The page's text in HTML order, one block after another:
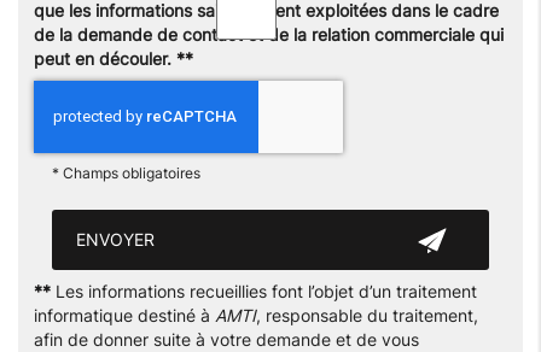
que les informations saisies soient exploitées dans le cadre
de la demande de contact et de la relation commerciale qui
peut en découler. **
* Champs obligatoires
**Les informations recueillies font l’objet d’un traitement
informatique destiné à AMTI, responsable du traitement,
afin de donner suite à votre demande et de vous